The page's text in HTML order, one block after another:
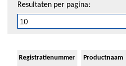
Resultaten per pagina:
Registratienummer Productnaam